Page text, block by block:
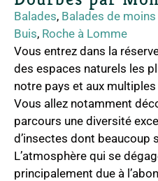
Balades, Balades de
Buis, Roche à Lomme
Vous entrez dans la
des espaces naturels les
notre pays et aux
Vous allez notamment
parcours une diversité
d’insectes dont beaucoup
L’atmosphère qui se
principalement due à